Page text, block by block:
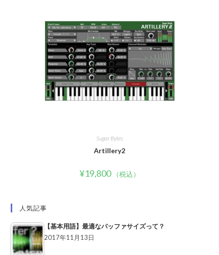
Sugar Bytes
Artillery2
¥19,800 （税込）
人気記事
【基本用語】最適なバッファサイズって？
2017年11月13日